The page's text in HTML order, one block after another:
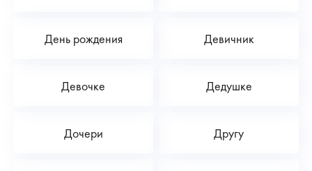
День рождения Девичник
Девочке Дедушке
Дочери Другу